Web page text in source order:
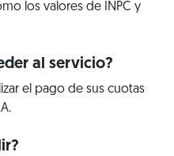
los valores de INPC y
al servicio?
el pago de sus cuotas